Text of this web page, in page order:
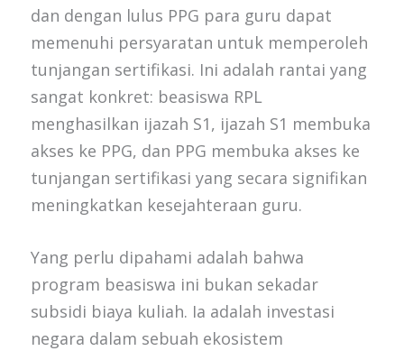
dan dengan lulus PPG para guru dapat
memenuhi persyaratan untuk memperoleh
tunjangan sertifikasi. Ini adalah rantai yang
sangat konkret: beasiswa RPL
menghasilkan ijazah S1, ijazah S1 membuka
akses ke PPG, dan PPG membuka akses ke
tunjangan sertifikasi yang secara signifikan
meningkatkan kesejahteraan guru.
Yang perlu dipahami adalah bahwa
program beasiswa ini bukan sekadar
subsidi biaya kuliah. Ia adalah investasi
negara dalam sebuah ekosistem